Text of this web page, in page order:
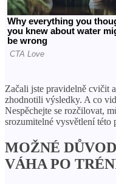
Začali jste pravidelně cvičit
zhodnotili výsledky. A co
Nespěchejte se rozčilovat,
srozumitelné vysvětlení této
MOŽNÉ
VÁHA PO